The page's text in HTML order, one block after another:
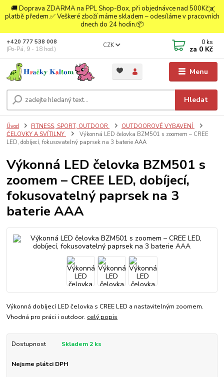
🚚 Doprava ZDARMA na PPL Shop-Box, při objednávce nad 500Kč a
platbě předem.✅ Veškeré zboží máme skladem – odesíláme v pracovních
dnech do 24 hodin.📦
Menu
CZK
Hledat
+420 777 538 008
(Po-Pá, 9 - 18 hod.)
0 ks
za 0 Kč
Úvod FITNESS, SPORT, OUTDOOR
OUTDOOROVÉ VYBAVENÍ
ČELOVKY A SVÍTILNY
Výkonná LED čelovka BZM501 s zoomem – CREE
LED, dobíjecí, fokusovatelný paprsek na 3 baterie AAA
Výkonná LED čelovka BZM501 s
zoomem – CREE LED, dobíjecí,
fokusovatelný paprsek na 3
baterie AAA
Výkonná dobíjecí LED čelovka s CREE LED a nastavitelným zoomem.
Vhodná pro práci i outdoor. celý popis
Dostupnost Skladem 2 ks
Nejsme plátci DPH